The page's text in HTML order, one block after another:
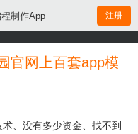
制作App 注册
官网上百套app模
术、没有多少资金、找不到